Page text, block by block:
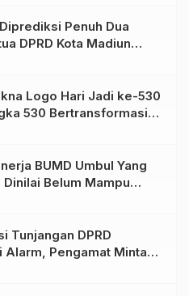
Penuh Dua
DPRD Kota Madiun
Penanganan
Logo Hari Jadi ke-530
530 Bertransformasi
BUMD Umbul Yang
Belum Mampu
Tunjangan DPRD
Alarm, Pengamat Minta
Tata Kelola